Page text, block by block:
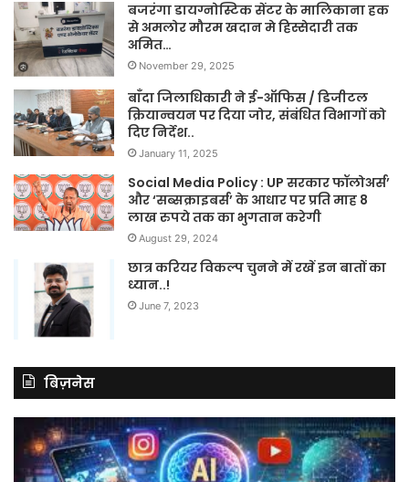
बजरंगा डायग्नोस्टिक सेंटर के मालिकाना हक
से अमलोर मौरम खदान मे हिस्सेदारी तक
अमित…
November 29, 2025
बाँदा जिलाधिकारी ने ई-ऑफिस / डिजीटल
क्रियान्वयन पर दिया जोर, संबंधित विभागों को
दिए निर्देश..
January 11, 2025
Social Media Policy : UP सरकार फॉलोअर्स’
और ‘सब्सक्राइबर्स’ के आधार पर प्रति माह 8
लाख रुपये तक का भुगतान करेगी
August 29, 2024
छात्र करियर विकल्प चुनने में रखें इन बातों का
ध्यान..!
June 7, 2023
बिज़नेस